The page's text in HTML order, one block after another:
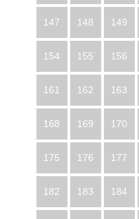
147 148 149
154 155 156
161 162 163
168 169 170
175 176 177
182 183 184